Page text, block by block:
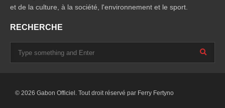
et de la culture, à la société, l'environnement et le sport.
RECHERCHE
© 2026 Gabon Officiel. Tout droit réservé par Ferry Fertyno